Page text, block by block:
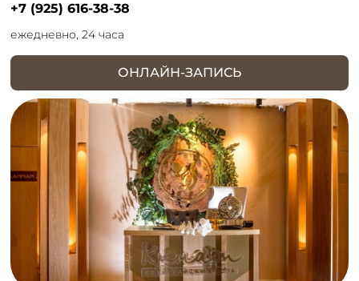
+7 (925) 616-38-38
ежедневно, 24 часа
ОНЛАЙН-ЗАПИСЬ